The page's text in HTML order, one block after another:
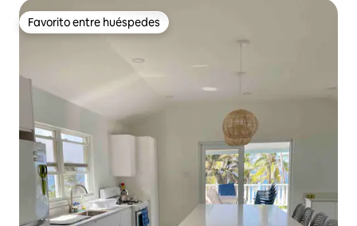
Favorito entre huéspedes
Favorito entre huéspedes